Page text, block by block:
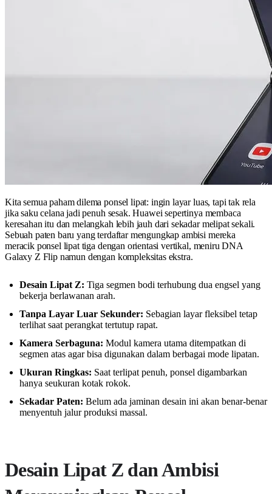
Kita semua paham dilema ponsel lipat: ingin layar luas, tapi tak rela
jika saku celana jadi penuh sesak. Huawei sepertinya membaca
keresahan itu dan melangkah lebih jauh dari sekadar melipat sekali.
Sebuah paten baru yang terdaftar mengungkap ambisi mereka
meracik ponsel lipat tiga dengan orientasi vertikal, meniru DNA
Galaxy Z Flip namun dengan kompleksitas ekstra.
Desain Lipat Z: Tiga segmen bodi terhubung dua engsel yang
bekerja berlawanan arah.
Tanpa Layar Luar Sekunder: Sebagian layar fleksibel tetap
terlihat saat perangkat tertutup rapat.
Kamera Serbaguna: Modul kamera utama ditempatkan di
segmen atas agar bisa digunakan dalam berbagai mode lipatan.
Ukuran Ringkas: Saat terlipat penuh, ponsel digambarkan
hanya seukuran kotak rokok.
Sekadar Paten: Belum ada jaminan desain ini akan benar-benar
menyentuh jalur produksi massal.
Desain Lipat Z dan Ambisi